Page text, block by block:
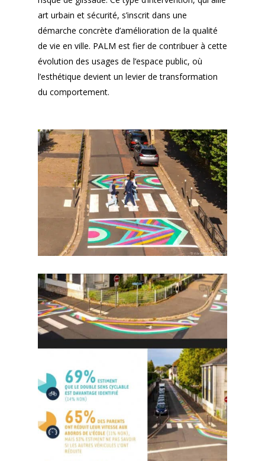
art urbain et sécurité, s’inscrit dans une
démarche concrète d’amélioration de la qualité
de vie en ville. PALM est fier de contribuer à cette
évolution des usages de l’espace public, où
l’esthétique devient un levier de transformation
du comportement.